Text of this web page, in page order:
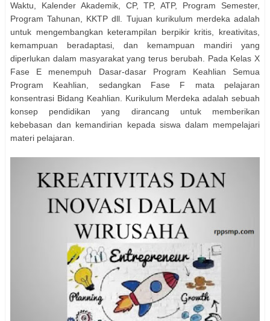
Waktu, Kalender Akademik, CP, TP, ATP, Program Semester,
Program Tahunan, KKTP dll. Tujuan kurikulum merdeka adalah
untuk mengembangkan keterampilan berpikir kritis, kreativitas,
kemampuan beradaptasi, dan kemampuan mandiri yang
diperlukan dalam masyarakat yang terus berubah. Pada Kelas X
Fase E menempuh Dasar-dasar Program Keahlian Semua
Program Keahlian, sedangkan Fase F mata pelajaran
konsentrasi Bidang Keahlian. Kurikulum Merdeka adalah sebuah
konsep pendidikan yang dirancang untuk memberikan
kebebasan dan kemandirian kepada siswa dalam mempelajari
materi pelajaran.